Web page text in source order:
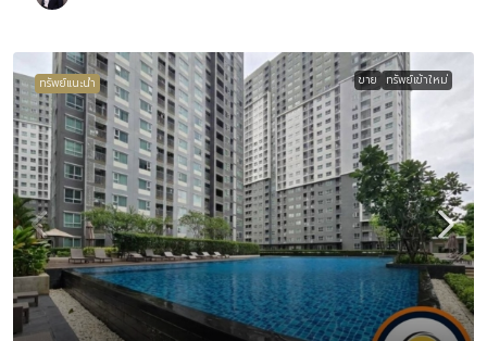
ทรัพย์แนะนำ ขาย ทรัพย์เข้าใหม่